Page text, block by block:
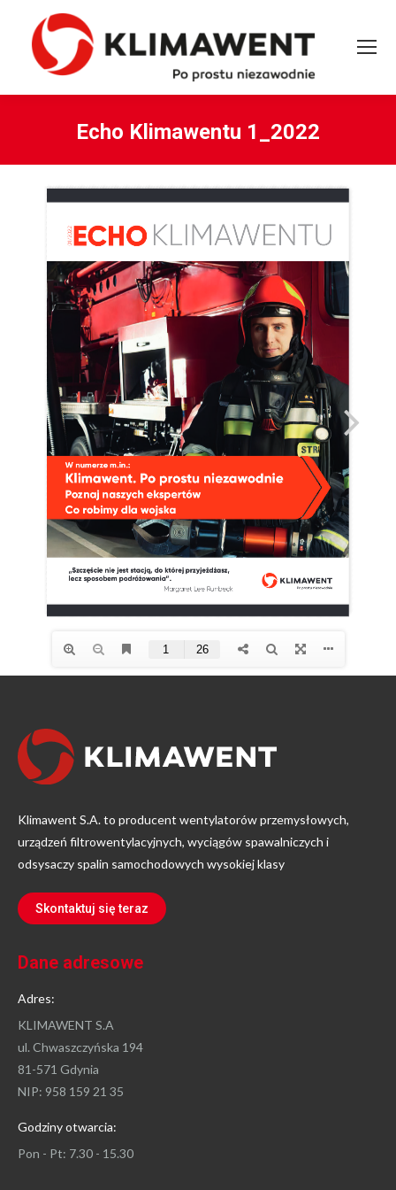
Echo Klimawentu 1_2022
Klimawent S.A. to producent wentylatorów przemysłowych,
urządzeń filtrowentylacyjnych, wyciągów spawalniczych i
odsysaczy spalin samochodowych wysokiej klasy
Skontaktuj się teraz
Dane adresowe
Adres:
KLIMAWENT S.A
ul. Chwaszczyńska 194
81-571 Gdynia
NIP: 958 159 21 35
Godziny otwarcia:
Pon - Pt: 7.30 - 15.30